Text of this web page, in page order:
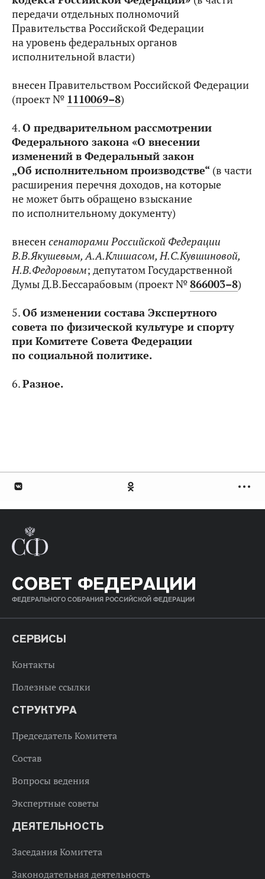
передачи отдельных полномочий
Правительства Российской Федерации
на уровень федеральных органов
исполнительной власти)
внесен Правительством Российской Федерации
(проект № 1110069–8)
4.О предварительном рассмотрении
Федерального закона «О внесении
изменений в Федеральный закон
„Об исполнительном производстве“ (в части
расширения перечня доходов, на которые
не может быть обращено взыскание
по исполнительному документу)
внесенсенаторами Российской Федерации
В.В.Якушевым, А.А.Клишасом, Н.С.Кувшиновой,
Н.В.Федоровым; депутатом Государственной
Думы Д.В.Бессарабовым (проект №866003–8)
5.Об изменении состава Экспертного
совета по физической культуре и спорту
при Комитете Совета Федерации
по социальной политике.
6.Разное.
СОВЕТ ФЕДЕРАЦИИ
ФЕДЕРАЛЬНОГО СОБРАНИЯ РОССИЙСКОЙ ФЕДЕРАЦИИ
СЕРВИСЫ
Контакты
Полезные ссылки
СТРУКТУРА
Председатель Комитета
Состав
Вопросы ведения
Экспертные советы
ДЕЯТЕЛЬНОСТЬ
Заседания Комитета
Законодательная деятельность